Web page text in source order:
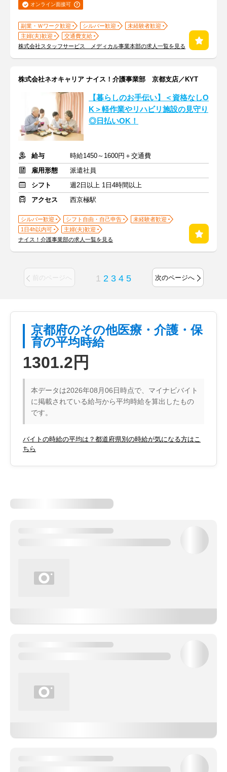
オンライン面接可
副業・Ｗワーク歓迎 シルバー歓迎
未経験者歓迎
主婦(夫)歓迎
交通費支給
株式会社スタッフサービス メディカル事業本部の求人一覧を見る
株式会社ネオキャリア ナイス！介護事業部 京都支店／KYT
【暮らしのお手伝い】＜資格なしO
K＞軽作業やリハビリ施設の見守り
◎日払いOK！
給与
時給1450～1600円＋交通費
雇用形態
派遣社員
シフト
週2日以上 1日4時間以上
アクセス
西京極駅
シルバー歓迎 シフト自由・自己申告
未経験者歓迎
1日4h以内可
主婦(夫)歓迎
ナイス！介護事業部の求人一覧を見る
前のページへ 1 2 3 4 5 次のページへ
京都府のその他医療・介護・保
育の平均時給
1301.2円
本データは2026年08月06日時点で、マイナビバイト
に掲載されている給与から平均時給を算出したもの
です。
バイトの時給の平均は？都道府県別の時給が気になる方はこ
ちら